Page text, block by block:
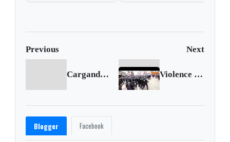
Previous Next
Cargando anterior... Violence hits Paris on day of pension protests
Blogger Facebook